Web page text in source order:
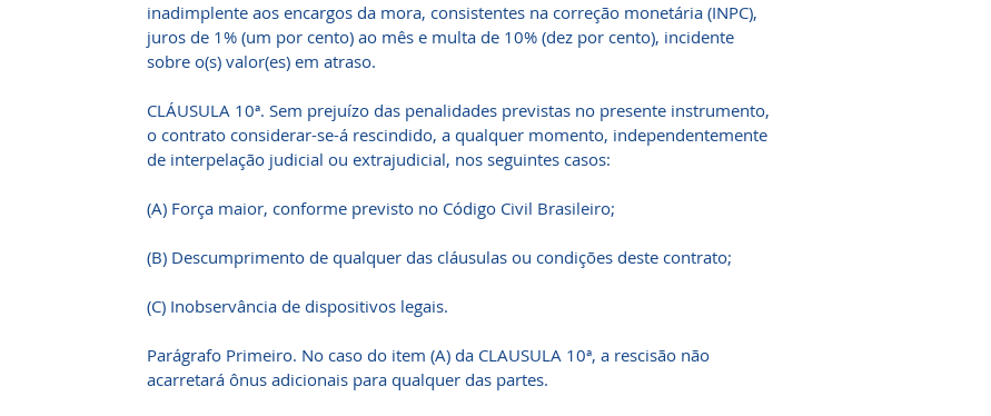
inadimplente aos encargos da mora, consistentes na correção monetária (INPC),
juros de 1% (um por cento) ao mês e multa de 10% (dez por cento), incidente
sobre o(s) valor(es) em atraso.
CLÁUSULA 10ª. Sem prejuízo das penalidades previstas no presente instrumento,
o contrato considerar-se-á rescindido, a qualquer momento, independentemente
de interpelação judicial ou extrajudicial, nos seguintes casos:
(A) Força maior, conforme previsto no Código Civil Brasileiro;
(B) Descumprimento de qualquer das cláusulas ou condições deste contrato;
(C) Inobservância de dispositivos legais.
Parágrafo Primeiro. No caso do item (A) da CLAUSULA 10ª, a rescisão não
acarretará ônus adicionais para qualquer das partes.